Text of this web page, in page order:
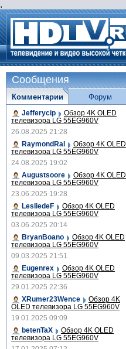
.
Сообщения
Комментарии
Jefferycip Обзор 4K OLED
телевизора LG 55EG960V
26.08.2025 21:28
RaymondRal
Обзор 4K OLED
телевизора LG 55EG960V
24.08.2025 19:02
Augustsoore
Обзор 4K OLED
телевизора LG 55EG960V
23.06.2025 19:28
LesliedeF
Обзор 4K OLED
телевизора LG 55EG960V
03.06.2025 20:14
BryanBoano
Обзор 4K OLED
телевизора LG 55EG960V
09.03.2025 21:51
Eugenrex
Обзор 4K OLED
телевизора LG 55EG960V
29.01.2025 22:36
XRumer23Wence
Обзор 4K
OLED телевизора LG 55EG960V
19.01.2025 09:09
betenTaX
Обзор 4K OLED
телевизора LG 55EG960V
Форум